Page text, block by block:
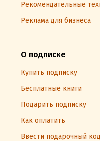
Рекомендательные
Реклама для бизнеса
О подписке
Купить подписку
Бесплатные книги
Подарить подписку
Как оплатить
Ввести подарочный код